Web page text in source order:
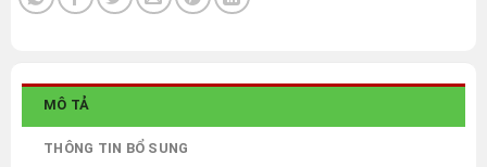
MÔ TẢ
THÔNG TIN BỔ SUNG